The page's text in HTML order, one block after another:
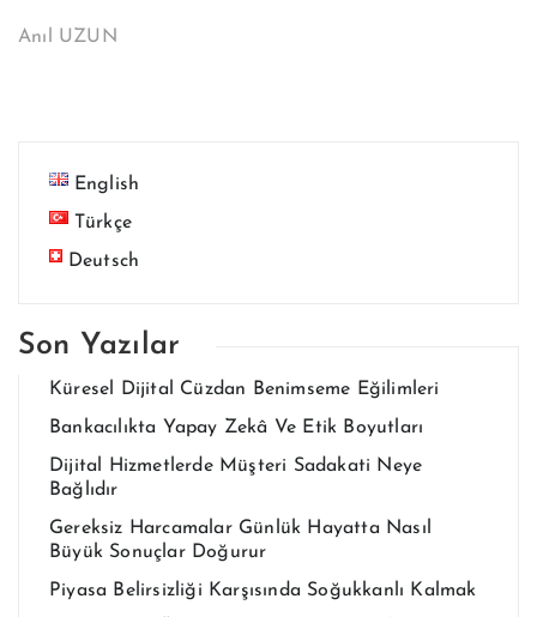
Anıl UZUN
English
Türkçe
Deutsch
Son Yazılar
Küresel Dijital Cüzdan Benimseme Eğilimleri
Bankacılıkta Yapay Zekâ Ve Etik Boyutları
Dijital Hizmetlerde Müşteri Sadakati Neye
Bağlıdır
Gereksiz Harcamalar Günlük Hayatta Nasıl
Büyük Sonuçlar Doğurur
Piyasa Belirsizliği Karşısında Soğukkanlı Kalmak